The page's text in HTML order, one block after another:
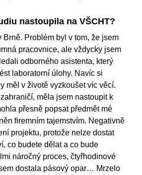
nastoupila na VŠCHT?
Brně. Problém byl v tom, že jsem
pracovnice, ale vždycky jsem
odborného asistenta, který
laboratorní úlohy. Navíc si
měl v životě vyzkoušet víc věcí.
měla jsem nastoupit k
přesně popsat předmět mé
firemním tajemstvím. Negativně
projektu, protože nelze dostat
co budete dělat a co bude
náročný proces, čtyřhodinové
dostala pásový opar… Mrzelo